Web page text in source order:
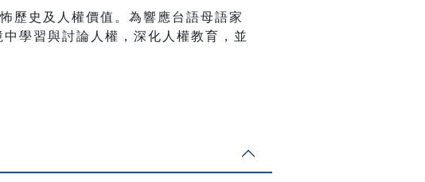
歷史及人權價值。為響應台語母語家
學習與討論人權，深化人權教育，並